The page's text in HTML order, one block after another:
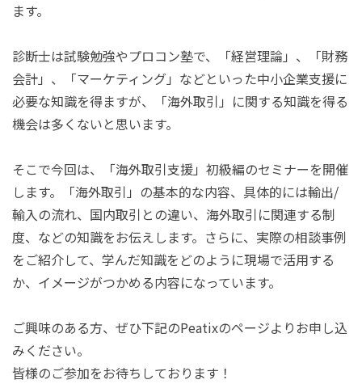
ます。
診断士は試験勉強やプロコン塾で、「経営理論」、「財務
会計」、「マーケティング」などといった中小企業支援に
必要な知識を得ますが、「海外取引」に関する知識を得る
機会は多くないと思います。
そこで今回は、「海外取引支援」初級編のセミナーを開催
します。「海外取引」の基本的な内容、具体的には輸出/
輸入の流れ、国内取引との違い、海外取引に関連する制
度、などの知識をお伝えします。さらに、実際の相談事例
をご紹介して、学んだ知識をどのように現場で活用する
か、イメージがつかめる内容になっています。
ご興味のある方、ぜひ下記のPeatixのページよりお申し込
みください。
皆様のご参加をお待ちしております！